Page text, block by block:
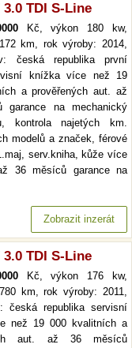
TDI S-Line
Kč, výkon 180 kw,
km, rok výroby: 2014,
česká republika první
knížka více než 19
a prověřených aut. až
garance na mechanický
kontrola najetých km.
modelů a značek, férové
serv.kniha, kůže více
36 měsíců garance na
Zobrazit inzerát
TDI S-Line
Kč, výkon 176 kw,
km, rok výroby: 2011,
česká republika servisní
než 19 000 kvalitních a
aut. až 36 měsíců